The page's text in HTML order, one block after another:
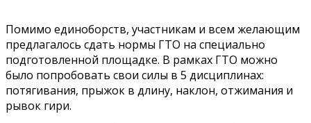
Помимо единоборств, участникам и всем желающим
предлагалось сдать нормы ГТО на специально
подготовленной площадке. В рамках ГТО можно
было попробовать свои силы в 5 дисциплинах:
потягивания, прыжок в длину, наклон, отжимания и
рывок гири.